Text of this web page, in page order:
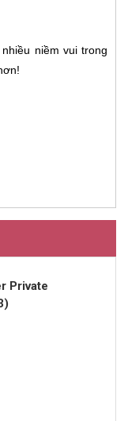
niềm vui trong
Private